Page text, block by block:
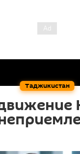
Таджикистан